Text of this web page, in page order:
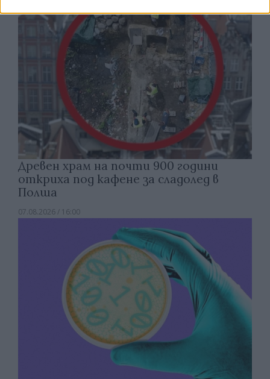
Древен храм на почти 900 години
откриха под кафене за сладолед в
Полша
07.08.2026 / 16:00